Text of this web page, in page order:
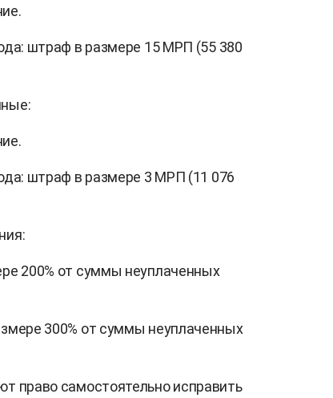
штраф в размере 15 МРП (55 380
штраф в размере 3 МРП (11 076
200% от суммы неуплаченных
300% от суммы неуплаченных
право самостоятельно исправить